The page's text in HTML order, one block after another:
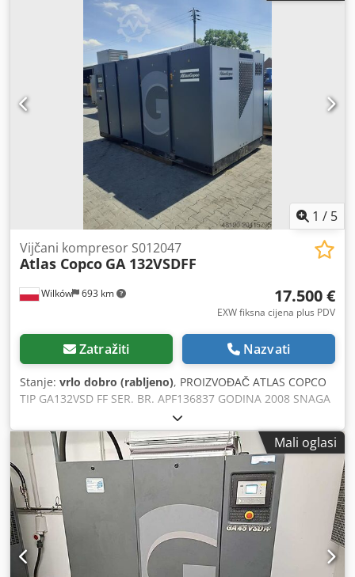
1 / 5
Wilków 693 km
Vijčani kompresor S012047
Atlas Copco GA 132VSDFF
17.500 €
EXW fiksna cijena plus PDV
Zatražiti Nazvati
Stanje: vrlo dobro (rabljeno), PROIZVOĐAČ ATLAS COPCO
TIP GA132VSD FF SER. BR. APF136837 GODINA 2008 SNAGA
(kW) 153 KAPACITET (m3/min) 22,9 m3/min - 381 l/s TLAK
(bar) 8,5 FREKVENCIJSKI REGULATOR da UGRAĐENI SUŠAČ
da IZMJENJIVAČ ne HLAĐENJE (ZRAK/VODA) zrak NA
SPREMNIKU ne Crodextblxepfx Ahbsf DOKUMENTI ne
PRIKLJUČAK 2 NOVO/RABLJENO RABLJENO
Mali oglasi